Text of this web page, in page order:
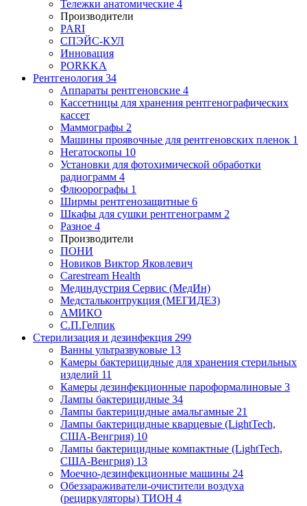
Тележки анатомические 4
Производители
PARI
СПЭЙС-КУЛ
Инновация
PORKKA
Рентгенология 34
Аппараты рентгеновские 4
Кассетницы для хранения рентгенографических
кассет
Маммографы 2
Машины проявочные для рентгеновских пленок 1
Негатоскопы 10
Установки для фотохимической обработки
радиограмм 4
Флюорографы 1
Ширмы рентгенозащитные 6
Шкафы для сушки рентгенограмм 2
Разное 4
Производители
ПОНИ
Новиков Виктор Яковлевич
Carestream Health
Мединдустрия Сервис (МедИн)
Медстальконтрукция (МЕГИДЕЗ)
АМИКО
С.П.Гелпик
Стерилизация и дезинфекция 299
Ванны ультразвуковые 13
Камеры бактерицидные для хранения стерильных
изделий 11
Камеры дезинфекционные пароформалиновые 3
Лампы бактерицидные 34
Лампы бактерицидные амальгамные 21
Лампы бактерицидные кварцевые (LightTech,
США-Венгрия) 10
Лампы бактерицидные компактные (LightTech,
США-Венгрия) 13
Моечно-дезинфекционные машины 24
Обеззараживатели-очистители воздуха
(рециркуляторы) ТИОН 4